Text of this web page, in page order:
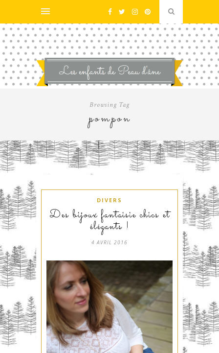
Browsing Tag
pompon
DIVERS
Des bijoux fantaisie chics et
élégants !
4 AVRIL 2016